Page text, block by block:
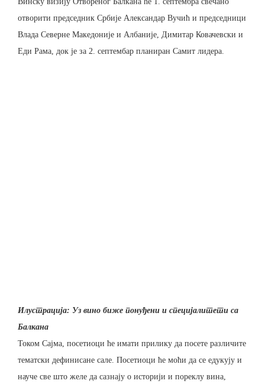
отворити председник Србије Александар Вучић и председници
Влада Северне Македоније и Албаније, Димитар Ковачевски и
Еди Рама, док је за 2. септембар планиран Самит лидера.
Илустрација: Уз вино биже понуђени и специјалитети са
Балкана
Током Сајма, посетиоци ће имати прилику да посете различите
тематски дефинисане сале. Посетиоци ће моћи да се едукују и
науче све што желе да сазнају о историји и пореклу вина,